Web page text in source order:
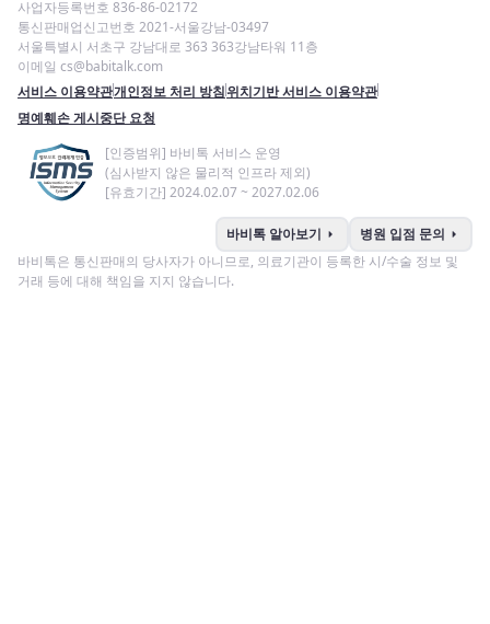
사업자등록번호 836-86-02172
통신판매업신고번호 2021-서울강남-03497
서울특별시 서초구 강남대로 363 363강남타워 11층
이메일 cs@babitalk.com
서비스 이용약관개인정보 처리 방침위치기반 서비스 이용약관
명예훼손 게시중단 요청
[인증범위] 바비톡 서비스 운영
(심사받지 않은 물리적 인프라 제외)
[유효기간] 2024.02.07 ~ 2027.02.06
바비톡 알아보기 arrow_right 병원 입점 문의 arrow_right
바비톡은 통신판매의 당사자가 아니므로, 의료기관이 등록한 시/수술 정보 및
거래 등에 대해 책임을 지지 않습니다.